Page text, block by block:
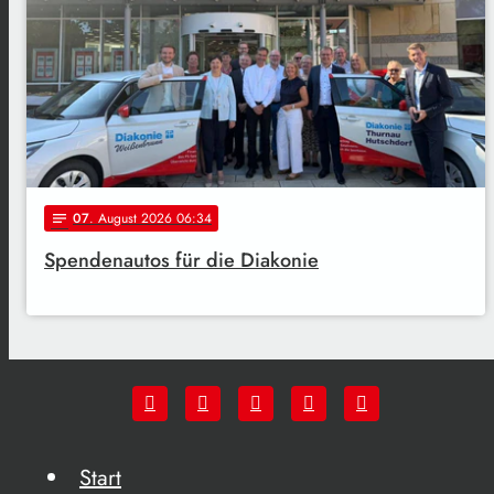
notes 07. August 2026 06:34
Spendenautos für die Diakonie
Start